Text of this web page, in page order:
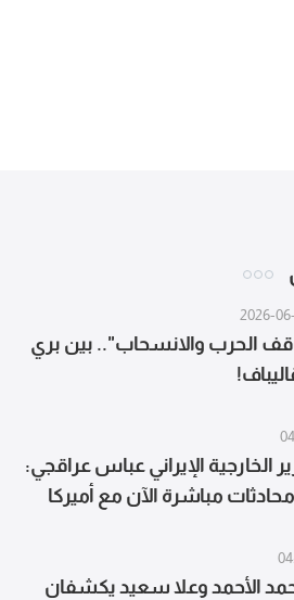
2026-
الحرب والانسحاب".. بين بري
الخارجية الإيراني عباس عراقجي:
محادثات مباشرة الآن مع أميركا
الأحمد وعلا سعيد يكشفان